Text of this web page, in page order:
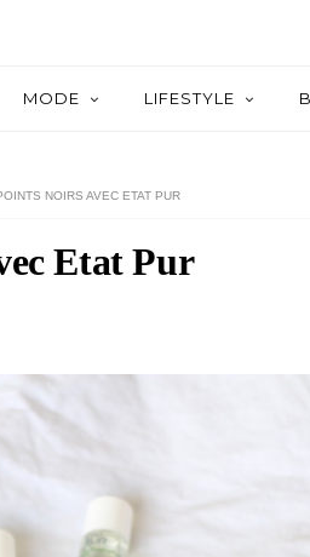
MODE LIFESTYLE
NOIRS AVEC ETAT PUR
Etat Pur